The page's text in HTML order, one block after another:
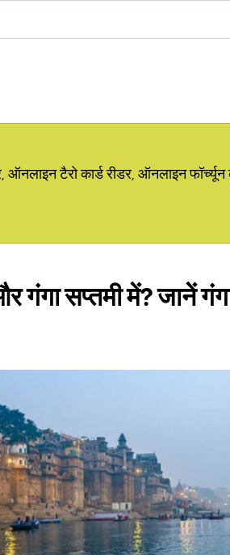
टैरो कार्ड रीडर, ऑनलाइन
गंगा सप्तमी में? जानें